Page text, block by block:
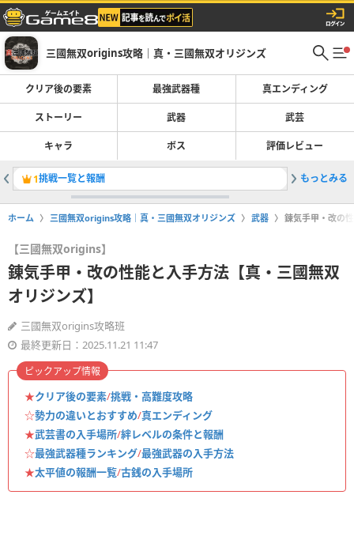
三國無双origins攻略｜真・三國無双オリジンズ
クリア後の要素 最強武器種 真エンディング
ストーリー 武器 武芸
キャラ ボス 評価レビュー
1挑戦一覧と報酬 2戦法一
もっとみる
ホーム 三國無双origins攻略｜真・三國無双オリジンズ 武器 錬気手甲・改の
【三國無双origins】
錬気手甲・改の性能と入手方法【真・三國無双
オリジンズ】
三國無双origins攻略班
最終更新日：2025.11.21 11:47
★クリア後の要素/挑戦・高難度攻略
☆勢力の違いとおすすめ/真エンディング
★武芸書の入手場所/絆レベルの条件と報酬
☆最強武器種ランキング/最強武器の入手方法
★太平値の報酬一覧/古銭の入手場所
ピックアップ情報